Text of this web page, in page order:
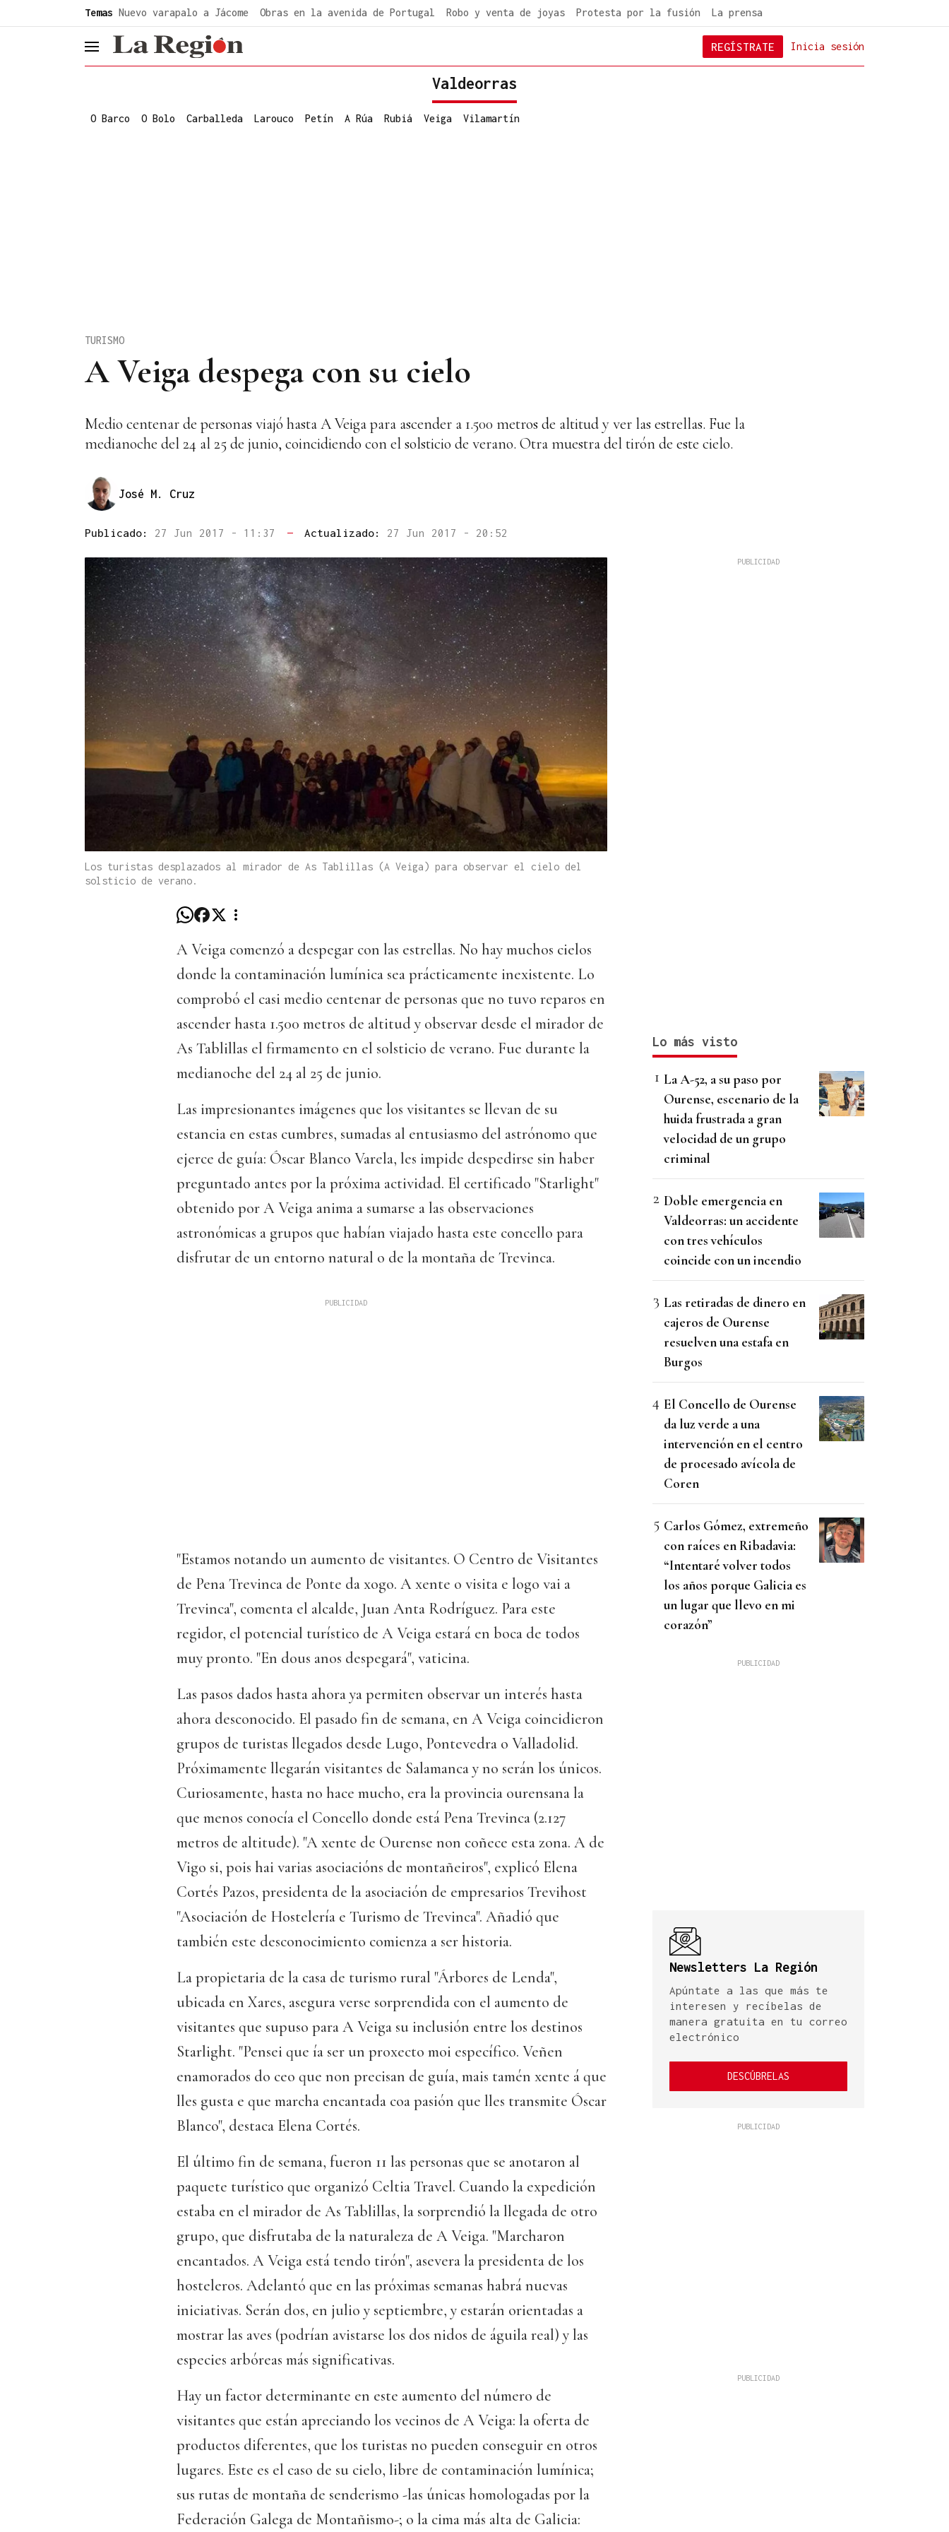
Temas Nuevo varapalo a Jácome Obras en la avenida de Portugal Robo y venta de joyas Protesta por la fusión La prensa
header.menu.open Inicia sesión
REGÍSTRATE
Valdeorras
O Barco O Bolo Carballeda Larouco Petín A Rúa Rubiá Veiga Vilamartín
A Veiga despega con su cielo
TURISMO
Medio centenar de personas viajó hasta A Veiga para ascender a 1.500 metros de altitud y ver las estrellas. Fue la
medianoche del 24 al 25 de junio, coincidiendo con el solsticio de verano. Otra muestra del tirón de este cielo.
José M. Cruz
Publicado: 27 Jun 2017 - 11:37 — Actualizado: 27 Jun 2017 - 20:52
Los turistas desplazados al mirador de As Tablillas (A Veiga) para observar el cielo del
solsticio de verano.
A Veiga comenzó a despegar con las estrellas. No hay muchos cielos
donde la contaminación lumínica sea prácticamente inexistente. Lo
comprobó el casi medio centenar de personas que no tuvo reparos en
ascender hasta 1.500 metros de altitud y observar desde el mirador de
As Tablillas el firmamento en el solsticio de verano. Fue durante la
medianoche del 24 al 25 de junio.
Las impresionantes imágenes que los visitantes se llevan de su
estancia en estas cumbres, sumadas al entusiasmo del astrónomo que
ejerce de guía: Óscar Blanco Varela, les impide despedirse sin haber
preguntado antes por la próxima actividad. El certificado "Starlight"
obtenido por A Veiga anima a sumarse a las observaciones
astronómicas a grupos que habían viajado hasta este concello para
disfrutar de un entorno natural o de la montaña de Trevinca.
"Estamos notando un aumento de visitantes. O Centro de Visitantes
de Pena Trevinca de Ponte da xogo. A xente o visita e logo vai a
Trevinca", comenta el alcalde, Juan Anta Rodríguez. Para este
regidor, el potencial turístico de A Veiga estará en boca de todos
muy pronto. "En dous anos despegará", vaticina.
Las pasos dados hasta ahora ya permiten observar un interés hasta
ahora desconocido. El pasado fin de semana, en A Veiga coincidieron
grupos de turistas llegados desde Lugo, Pontevedra o Valladolid.
Próximamente llegarán visitantes de Salamanca y no serán los únicos.
Curiosamente, hasta no hace mucho, era la provincia ourensana la
que menos conocía el Concello donde está Pena Trevinca (2.127
metros de altitude). "A xente de Ourense non coñece esta zona. A de
Vigo si, pois hai varias asociacións de montañeiros", explicó Elena
Cortés Pazos, presidenta de la asociación de empresarios Trevihost
"Asociación de Hostelería e Turismo de Trevinca". Añadió que
también este desconocimiento comienza a ser historia.
La propietaria de la casa de turismo rural "Árbores de Lenda",
ubicada en Xares, asegura verse sorprendida con el aumento de
visitantes que supuso para A Veiga su inclusión entre los destinos
Starlight. "Pensei que ía ser un proxecto moi específico. Veñen
enamorados do ceo que non precisan de guía, mais tamén xente á que
lles gusta e que marcha encantada coa pasión que lles transmite Óscar
Blanco", destaca Elena Cortés.
El último fin de semana, fueron 11 las personas que se anotaron al
paquete turístico que organizó Celtia Travel. Cuando la expedición
estaba en el mirador de As Tablillas, la sorprendió la llegada de otro
grupo, que disfrutaba de la naturaleza de A Veiga. "Marcharon
encantados. A Veiga está tendo tirón", asevera la presidenta de los
hosteleros. Adelantó que en las próximas semanas habrá nuevas
iniciativas. Serán dos, en julio y septiembre, y estarán orientadas a
mostrar las aves (podrían avistarse los dos nidos de águila real) y las
especies arbóreas más significativas.
Hay un factor determinante en este aumento del número de
visitantes que están apreciando los vecinos de A Veiga: la oferta de
productos diferentes, que los turistas no pueden conseguir en otros
lugares. Este es el caso de su cielo, libre de contaminación lumínica;
sus rutas de montaña de senderismo -las únicas homologadas por la
Federación Galega de Montañismo-; o la cima más alta de Galicia:
Lo más visto
La A-52, a su paso por
Ourense, escenario de la
huida frustrada a gran
velocidad de un grupo
criminal
Doble emergencia en
Valdeorras: un accidente
con tres vehículos
coincide con un incendio
Las retiradas de dinero en
cajeros de Ourense
resuelven una estafa en
Burgos
El Concello de Ourense
da luz verde a una
intervención en el centro
de procesado avícola de
Coren
Carlos Gómez, extremeño
con raíces en Ribadavia:
“Intentaré volver todos
los años porque Galicia es
un lugar que llevo en mi
corazón”
Newsletters La Región
Apúntate a las que más te
interesen y recíbelas de
manera gratuita en tu correo
electrónico
DESCÚBRELAS